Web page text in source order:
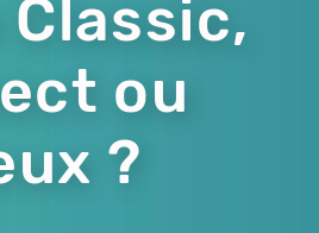
Classic,
ou
?